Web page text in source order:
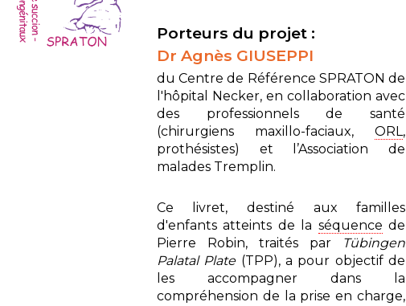
Porteurs du projet :
Dr Agnès GIUSEPPI
du Centre de Référence SPRATON de
l'hôpital Necker, en collaboration avec
des professionnels de santé
(chirurgiens maxillo-faciaux,ORL,
prothésistes) et l’Association de
malades Tremplin.
Ce livret, destiné aux familles
d'enfants atteints de la séquence de
Pierre Robin, traités par Tübingen
Palatal Plate(TPP), a pour objectif de
les accompagner dans la
compréhension de la prise en charge,